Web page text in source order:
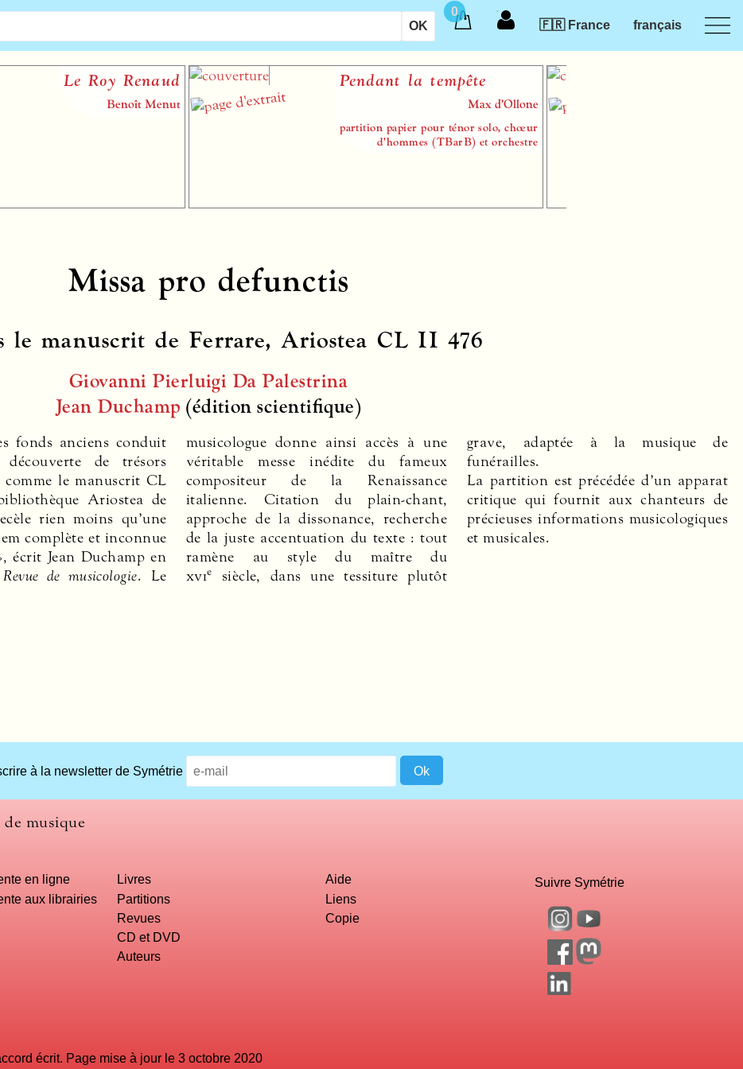
0
🇫🇷 France
français
Le Roy Renaud
Benoît Menut
Pendant la tempête
Max d’Ollone
partition papier pour ténor solo, chœur
d’hommes (TBarB) et orchestre
Missa pro defunctis
le manuscrit de Ferrare, Ariostea CL II 476
Giovanni Pierluigi Da Palestrina
Jean Duchamp (édition scientifique)
fonds anciens conduit
de trésors
comme le manuscrit CL
Ariostea de
rien moins qu’une
complète et inconnue
écrit Jean Duchamp en
Revue de musicologie. Le
musicologue donne ainsi accès à une
véritable messe inédite du fameux
compositeur de la Renaissance
italienne. Citation du plain-chant,
approche de la dissonance, recherche
de la juste accentuation du texte : tout
ramène au style du maître du
xvie siècle, dans une tessiture plutôt
grave, adaptée à la musique de
funérailles.
La partition est précédée d’un apparat
critique qui fournit aux chanteurs de
précieuses informations musicologiques
et musicales.
à la newsletter de Symétrie
musique
en ligne
aux librairies
Livres
Partitions
Revues
CD et DVD
Auteurs
Aide
Liens
Copie
Suivre Symétrie
écrit. Page mise à jour le 3 octobre 2020